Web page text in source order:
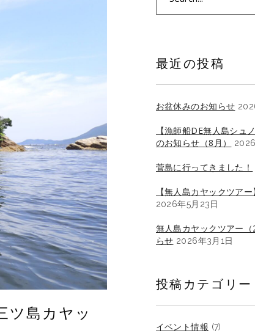
ツ島カヤッ
最近の投稿
お盆休みのお知らせ
【漁師船DE無人島シュ
のお知らせ（8月）
菅島に行ってきました！
【無人島カヤックツア
2026年5月23日
無人島カヤックツアー
らせ 2026年3月1日
投稿カテゴリー
イベント情報 (7)